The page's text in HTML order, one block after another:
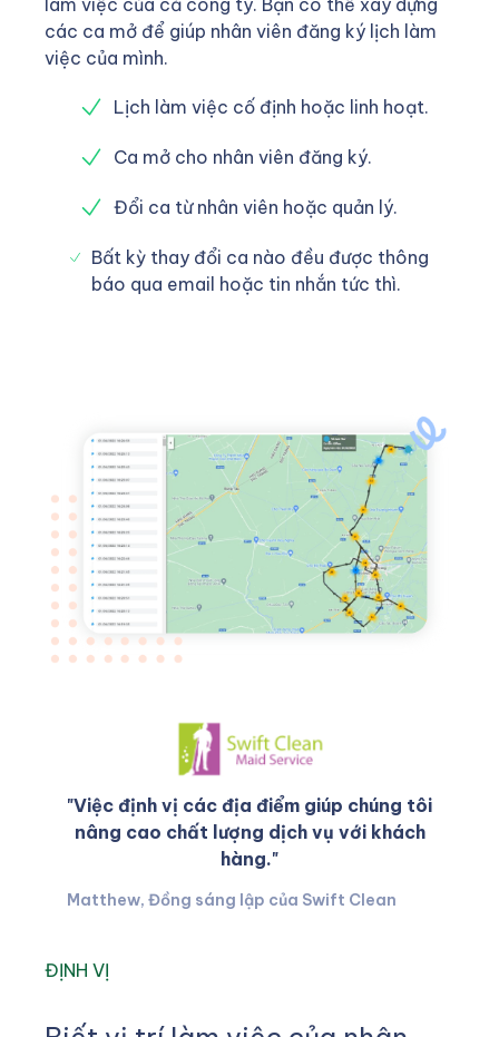
các ca mở để giúp nhân viên đăng ký lịch làm
việc của mình.
Lịch làm việc cố định hoặc linh hoạt.
Ca mở cho nhân viên đăng ký.
Đổi ca từ nhân viên hoặc quản lý.
Bất kỳ thay đổi ca nào đều được thông
báo qua email hoặc tin nhắn tức thì.
"Việc định vị các địa điểm giúp chúng tôi
nâng cao chất lượng dịch vụ với khách
hàng."
Matthew, Đồng sáng lập của Swift Clean
ĐỊNH VỊ